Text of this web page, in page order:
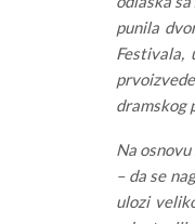
punila
Festivala,
dramskog
Na
– da se
ulozi